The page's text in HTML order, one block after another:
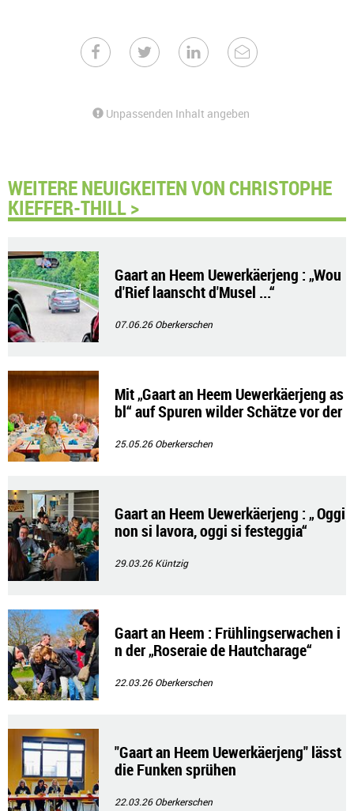
Unpassenden Inhalt angeben
WEITERE NEUIGKEITEN VON CHRISTOPHE
KIEFFER-THILL >
Gaart an Heem Uewerkäerjeng : „Wou
d'Rief laanscht d'Musel ...“
07.06.26Oberkerschen
Mit „Gaart an Heem Uewerkäerjeng as
bl“ auf Spuren wilder Schätze vor der
25.05.26Oberkerschen
Gaart an Heem Uewerkäerjeng : „ Oggi
non si lavora, oggi si festeggia“
29.03.26Küntzig
Gaart an Heem : Frühlingserwachen i
n der „Roseraie de Hautcharage“
22.03.26Oberkerschen
"Gaart an Heem Uewerkäerjeng" lässt
die Funken sprühen
22.03.26Oberkerschen